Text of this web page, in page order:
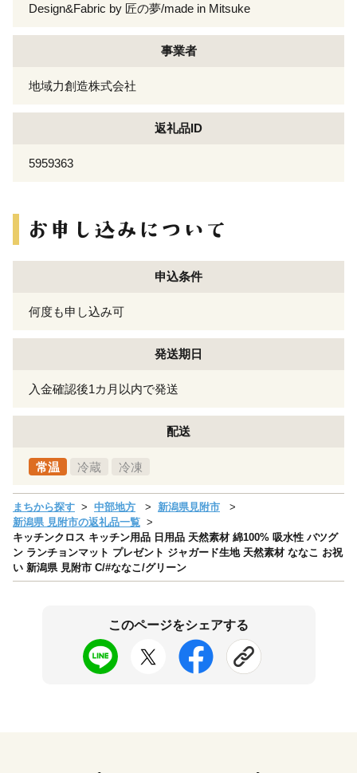
Design&Fabric by 匠の夢/made in Mitsuke
事業者
地域力創造株式会社
返礼品ID
5959363
申込条件
何度も申し込み可
発送期日
入金確認後1カ月以内で発送
配送
常温 冷蔵 冷凍
まちから探す 中部地方
新潟県見附市
新潟県 見附市の返礼品一覧
キッチンクロス キッチン用品 日用品 天然素材 綿100% 吸水性 バツグ
ン ランチョンマット プレゼント ジャガード生地 天然素材 ななこ お祝
い 新潟県 見附市 C/#ななこ/グリーン
このページをシェアする